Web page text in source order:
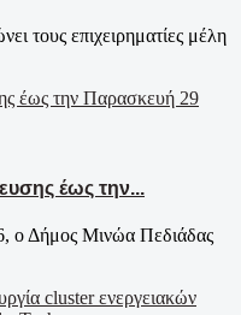
τους επιχειρηματίες μέλη
έως την...
ο Δήμος Μινώα Πεδιάδας